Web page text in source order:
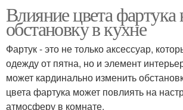
Влияние цвета фартука
обстановку в кухне
Фартук - это не только аксессуар,
одежду от пятна, но и элемент
может кардинально изменить
цвета фартука может повлиять на
атмосферу в комнате.